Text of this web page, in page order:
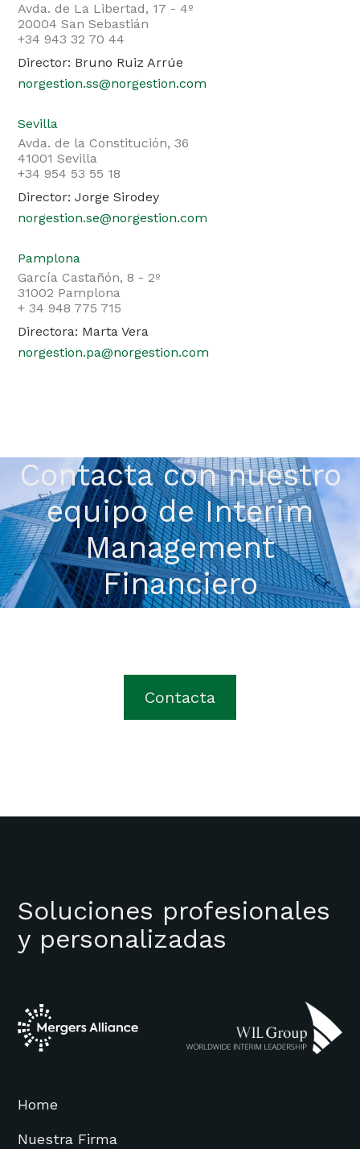
Avda. de La Libertad, 17 - 4º
20004 San Sebastián
+34 943 32 70 44
Director: Bruno Ruiz Arrúe
norgestion.ss@norgestion.com
Sevilla
Avda. de la Constitución, 36
41001 Sevilla
+34 954 53 55 18
Director: Jorge Sirodey
norgestion.se@norgestion.com
Pamplona
García Castañón, 8 - 2º
31002 Pamplona
+ 34 948 775 715
Directora: Marta Vera
norgestion.pa@norgestion.com
Contacta con nuestro
equipo de Interim
Management
Financiero
Contacta
Soluciones profesionales
y personalizadas
Home
Nuestra Firma